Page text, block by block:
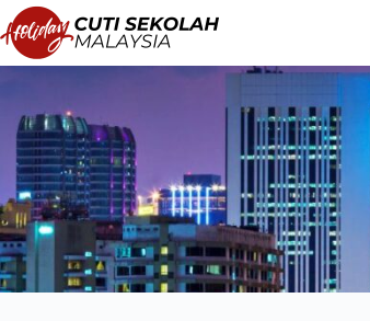
Langkau
ke
kandungan